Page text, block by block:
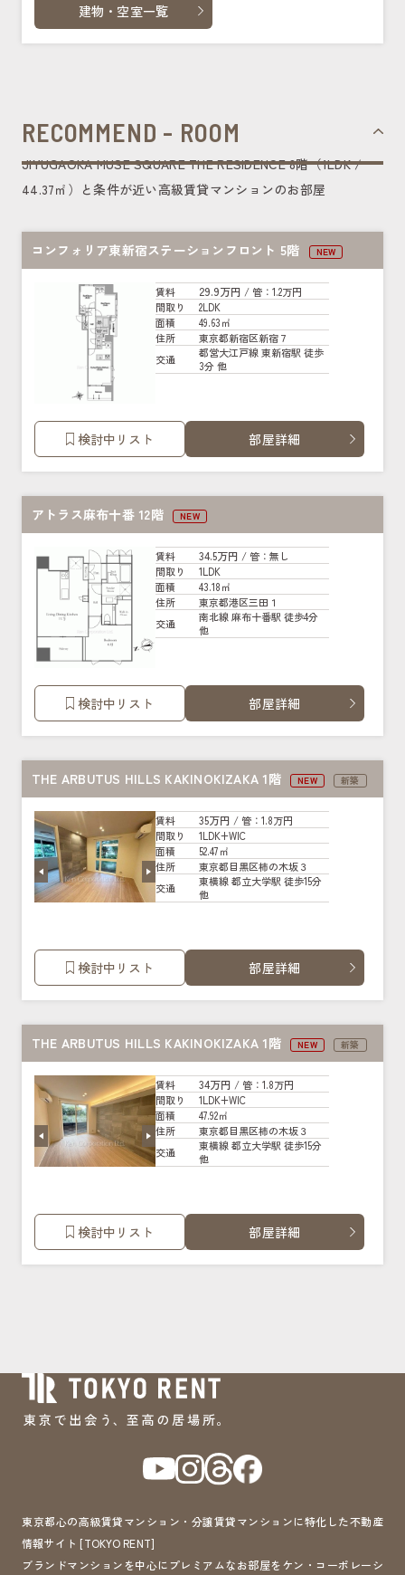
建物・空室一覧
RECOMMEND - ROOM
JIYUGAOKA MUSE SQUARE THE RESIDENCE 8階（1LDK /
44.37㎡）と条件が近い高級賃貸マンションのお部屋
コンフォリア東新宿ステーションフロント 5階 NEW
賃料 29.9万円 / 管：1.2万円
間取り
2LDK
面積
49.63㎡
住所
東京都新宿区新宿７
交通
都営大江戸線 東新宿駅 徒歩
3分 他
検討中リスト 部屋詳細
アトラス麻布十番 12階 NEW
賃料 34.5万円 / 管：無し
間取り
1LDK
面積
43.18㎡
住所
東京都港区三田１
交通
南北線 麻布十番駅 徒歩4分
他
検討中リスト 部屋詳細
THE ARBUTUS HILLS KAKINOKIZAKA 1階 NEW 新築
賃料 35万円 / 管：1.8万円
間取り
1LDK+WIC
面積
52.47㎡
住所
東京都目黒区柿の木坂３
交通
東横線 都立大学駅 徒歩15分
他
検討中リスト 部屋詳細
THE ARBUTUS HILLS KAKINOKIZAKA 1階 NEW 新築
賃料 34万円 / 管：1.8万円
間取り
1LDK+WIC
面積
47.92㎡
住所
東京都目黒区柿の木坂３
交通
東横線 都立大学駅 徒歩15分
他
検討中リスト 部屋詳細
東京都心の高級賃貸マンション・分譲賃貸マンションに特化した不動産
情報サイト [TOKYO RENT]
ブランドマンションを中心にプレミアムなお部屋をケン・コーポレーシ